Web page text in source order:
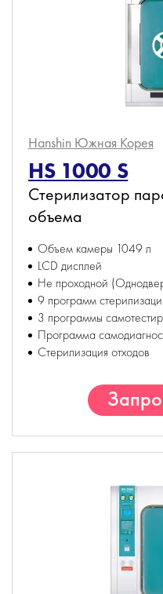
Hanshin Южная Корея
HS 1000 S
Стерилизатор
объема
Объем камеры 1049 л
LCD дисплей
Не проходной
9 программ
3 программы
Программа
Стерилизация отходов